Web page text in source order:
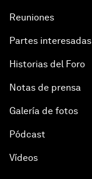
Reuniones
Partes interesadas
Historias del Foro
Notas de prensa
Galería de fotos
Pódcast
Vídeos